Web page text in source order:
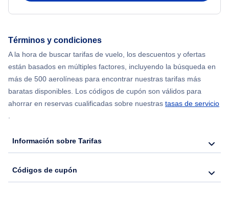
Flights from Nueva York to Seúl
Flights from Nueva York to Hong Kong
Términos y condiciones
A la hora de buscar tarifas de vuelo, los descuentos y ofertas
están basados en múltiples factores, incluyendo la búsqueda en
más de 500 aerolíneas para encontrar nuestras tarifas más
baratas disponibles. Los códigos de cupón son válidos para
ahorrar en reservas cualificadas sobre nuestras tasas de servicio
.
Información sobre Tarifas
Códigos de cupón